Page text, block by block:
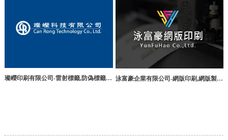
璨嶸印刷有限公司-雷射標籤,防偽標籤印 泳富豪企業有限公司-網版印刷,網版製